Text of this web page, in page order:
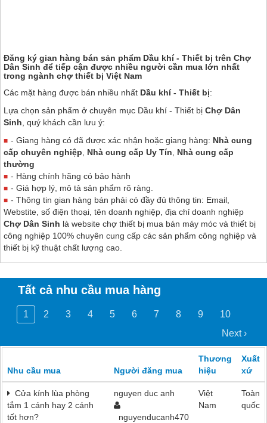
Đăng ký gian hàng bán sản phẩm Dầu khí - Thiết bị trên Chợ
Dân Sinh để tiếp cận được nhiều người cần mua lớn nhất
trong ngành chợ thiết bị Việt Nam
Các mặt hàng được bán nhiều nhất Dầu khí - Thiết bị:
Lựa chọn sản phẩm ở chuyên mục Dầu khí - Thiết bị Chợ Dân
Sinh , quý khách cần lưu ý:
- Giang hàng có đã được xác nhận hoặc giang hàng: Nhà cung
cấp chuyên nghiệp
Nhà cung cấp Uy Tín
Nhà cung cấp
thường
- Hàng chính hãng có bảo hành
- Giá hợp lý, mô tả sản phẩm rõ ràng.
- Thông tin gian hàng bán phải có đầy đủ thông tin: Email,
Webstite, số điện thoại, tên doanh nghiệp, địa chỉ doanh nghiệp
Chợ Dân Sinh là website chợ thiết bị mua bán máy móc và thiết bị
công nghiệp 100% chuyên cung cấp các sản phẩm công nghiệp và
thiết bị kỹ thuật chất lượng cao.
Tất cả nhu cầu mua hàng
1 2 3 4 5 6 7 8 9
10
Next ›
Nhu cầu mua Người đăng mua
Thương
hiệu
Xuất
xứ
Cửa kính lùa phòng
tắm 1 cánh hay 2 cánh
tốt hơn?
nguyen duc anh
nguyenducanh470
Việt
Nam
Toàn
quốc